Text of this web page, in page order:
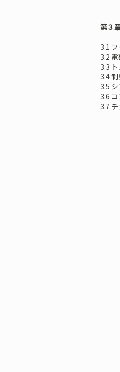
第３
3.1
3.2
3.3
3.4
3.5
3.6
3.7